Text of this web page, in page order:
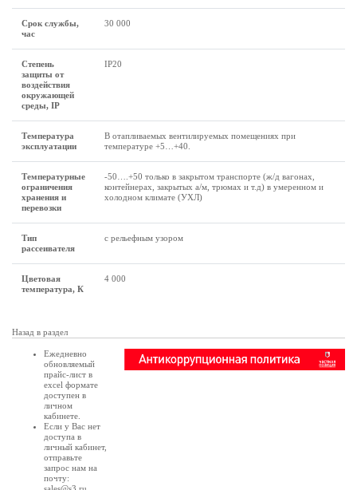
Срок службы,
час
30 000
Степень
защиты от
воздействия
окружающей
среды, IP
IP20
Температура
эксплуатации
В отапливаемых вентилируемых помещениях при
температуре +5…+40.
Температурные
ограничения
хранения и
перевозки
-50….+50 только в закрытом транспорте (ж/д вагонах,
контейнерах, закрытых а/м, трюмах и т.д) в умеренном и
холодном климате (УХЛ)
Тип
рассеивателя
с рельефным узором
Цветовая
температура, К
4 000
Назад в раздел
Ежедневно
обновляемый
прайс-лист в
excel формате
доступен в
личном
кабинете
Если у Вас нет
доступа в
личный кабинет,
отправьте
запрос нам на
почту: